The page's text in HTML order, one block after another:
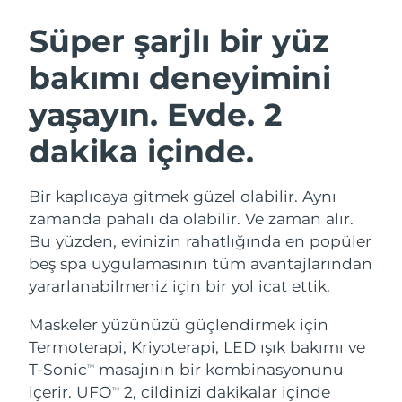
Süper şarjlı bir yüz
bakımı deneyimini
yaşayın. Evde. 2
dakika içinde.
Bir kaplıcaya gitmek güzel olabilir. Aynı
zamanda pahalı da olabilir. Ve zaman alır.
Bu yüzden, evinizin rahatlığında en popüler
beş spa uygulamasının tüm avantajlarından
yararlanabilmeniz için bir yol icat ettik.
Maskeler yüzünüzü güçlendirmek için
Termoterapi, Kriyoterapi, LED ışık bakımı ve
T-SonicTM
masajının bir kombinasyonunu
içerir. UFOTM
2, cildinizi dakikalar içinde
Yüz temizleme
LUNA™ 4 seti
Anti-aging massage
LUNA™ 4 Plus
Massage, LED heating
LUNA™ 4 Men
For men, anti-aging massage
Yüz sıkılaştırma
BEAR™ 2 seti
Microcurrent toning
BEAR™ 2 go
Microcurrent toning on-the-go
BEAR™ 2 eyes & lips
Microcurrent line smoothing device
Nemlendirme
UFO™ 3 seti
Deep facial hydration
UFO™ 3 LED
Near-infrared and red light therapy
device
Ağız bakımı
issa™ 4
Hybrid silicone sonic toothbrush
issa™ 4 plus
Smart hybrid silicone sonic toothbrush
FAQ™ YAŞLANMA KARŞITI BAKIM
Yaşlanma karşıtı LED bakım
Avustralya
Tahmini teslim tarihi
11/08/2026
Avusturya
Tahmini teslim tarihi
Bahreyn
09/08/2026
Belçika
Tahmini teslim tarihi
08/08/2026
Bermuda
Tahmini teslim tarihi
Bosna-Hersek
Tahmini teslim tarihi
11/08/2026
Tahmini teslim tarihi